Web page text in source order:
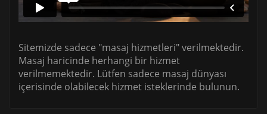
Sitemizde sadece "masaj hizmetleri" verilmektedir.
Masaj haricinde herhangi bir hizmet
verilmemektedir. Lütfen sadece masaj dünyası
içerisinde olabilecek hizmet isteklerinde bulunun.